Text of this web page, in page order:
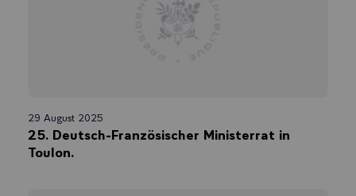
29 August 2025
25. Deutsch-Französischer Ministerrat in
Toulon.